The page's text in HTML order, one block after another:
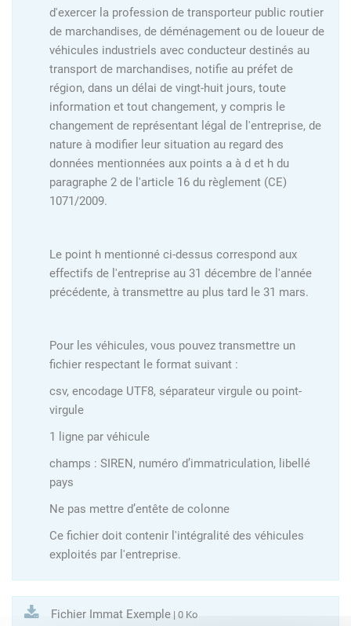
d'exercer la profession de transporteur public routier
de marchandises, de déménagement ou de loueur de
véhicules industriels avec conducteur destinés au
transport de marchandises, notifie au préfet de
région, dans un délai de vingt-huit jours, toute
information et tout changement, y compris le
changement de représentant légal de l'entreprise, de
nature à modifier leur situation au regard des
données mentionnées aux points a à d et h du
paragraphe 2 de l'article 16 du règlement (CE)
1071/2009.
Le point h mentionné ci-dessus correspond aux
effectifs de l'entreprise au 31 décembre de l'année
précédente, à transmettre au plus tard le 31 mars.
Pour les véhicules, vous pouvez transmettre un
fichier respectant le format suivant :
csv, encodage UTF8, séparateur virgule ou point-
virgule
1 ligne par véhicule
champs : SIREN, numéro d’immatriculation, libellé
pays
Ne pas mettre d’entête de colonne
Ce fichier doit contenir l'intégralité des véhicules
exploités par l'entreprise.
Fichier Immat Exemple | 0 Ko